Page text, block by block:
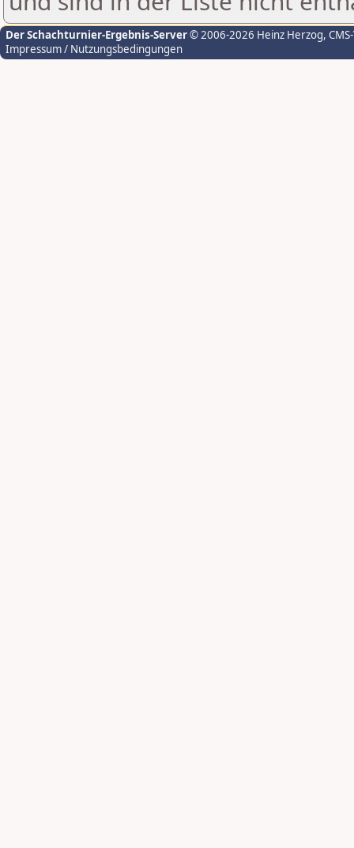
Der Schachturnier-Ergebnis-Server© 2006-2026 Heinz Herzog,
Impressum / Nutzungsbedingungen